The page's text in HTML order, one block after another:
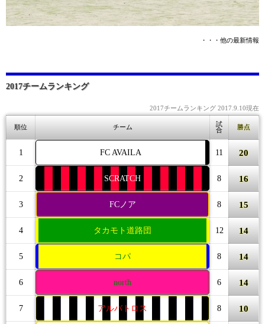
・・・他の最新情報
2017チームランキング
2017チームランキング 2017.9.10現在
順位 チーム
試
合
勝点
1 FC AVAILA 11 20
2 SCRATCH 8 16
3 FCノア 8 15
4 タカモト道路団 12 14
5 コパ 8 14
6 north 6 14
7 アルバトロス 8 10